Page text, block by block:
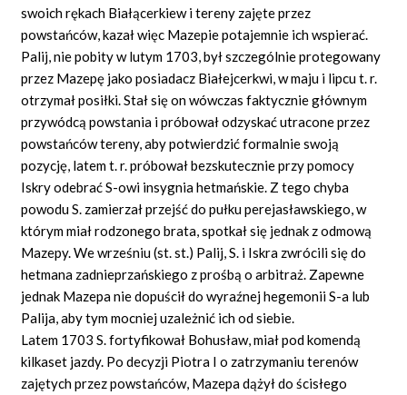
swoich rękach Białącerkiew i tereny zajęte przez
powstańców, kazał więc Mazepie potajemnie ich wspierać.
Palij, nie pobity w lutym 1703, był szczególnie protegowany
przez Mazepę jako posiadacz Białejcerkwi, w maju i lipcu t. r.
otrzymał posiłki. Stał się on wówczas faktycznie głównym
przywódcą powstania i próbował odzyskać utracone przez
powstańców tereny, aby potwierdzić formalnie swoją
pozycję, latem t. r. próbował bezskutecznie przy pomocy
Iskry odebrać S-owi insygnia hetmańskie. Z tego chyba
powodu S. zamierzał przejść do pułku perejasławskiego, w
którym miał rodzonego brata, spotkał się jednak z odmową
Mazepy. We wrześniu (st. st.) Palij, S. i Iskra zwrócili się do
hetmana zadnieprzańskiego z prośbą o arbitraż. Zapewne
jednak Mazepa nie dopuścił do wyraźnej hegemonii S-a lub
Palija, aby tym mocniej uzależnić ich od siebie.
Latem 1703 S. fortyfikował Bohusław, miał pod komendą
kilkaset jazdy. Po decyzji Piotra I o zatrzymaniu terenów
zajętych przez powstańców, Mazepa dążył do ścisłego